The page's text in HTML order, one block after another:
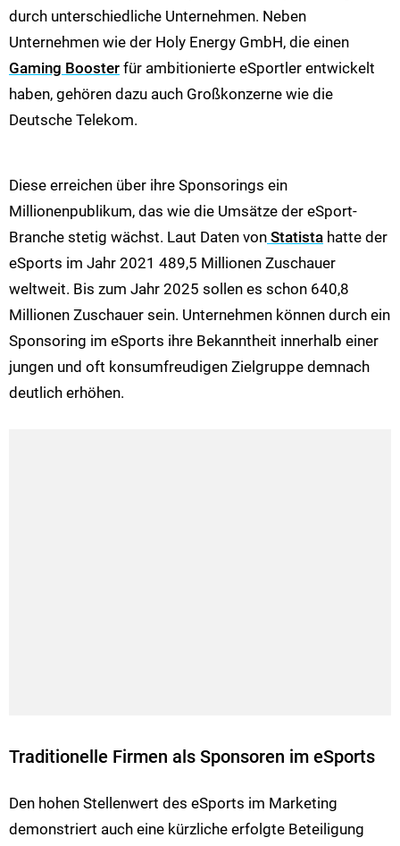
durch unterschiedliche Unternehmen. Neben
Unternehmen wie der Holy Energy GmbH, die einen
Gaming Booster für ambitionierte eSportler entwickelt
haben, gehören dazu auch Großkonzerne wie die
Deutsche Telekom.
Diese erreichen über ihre Sponsorings ein
Millionenpublikum, das wie die Umsätze der eSport-
Branche stetig wächst. Laut Daten von Statista hatte der
eSports im Jahr 2021 489,5 Millionen Zuschauer
weltweit. Bis zum Jahr 2025 sollen es schon 640,8
Millionen Zuschauer sein. Unternehmen können durch ein
Sponsoring im eSports ihre Bekanntheit innerhalb einer
jungen und oft konsumfreudigen Zielgruppe demnach
deutlich erhöhen.
Traditionelle Firmen als Sponsoren im eSports
Den hohen Stellenwert des eSports im Marketing
demonstriert auch eine kürzliche erfolgte Beteiligung